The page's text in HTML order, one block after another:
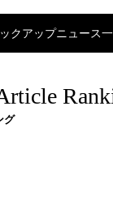
クアップニュース
グ